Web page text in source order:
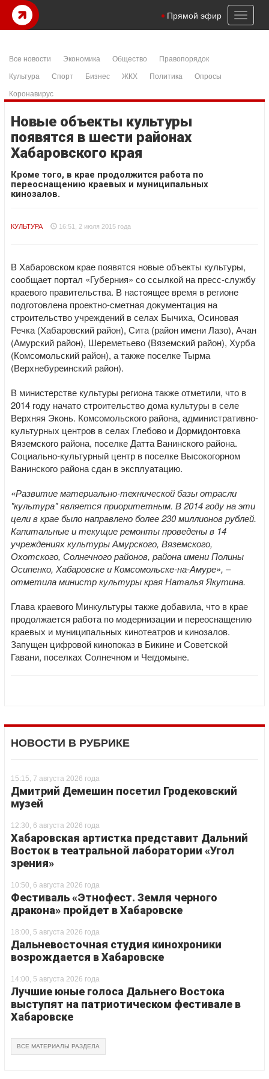
Toggle
Прямой эфир
Все новости Экономика Общество
Правопорядок
Культура
Спорт Бизнес ЖКХ Политика
Опросы
Коронавирус
Новые объекты культуры
появятся в шести районах
Хабаровского края
Кроме того, в крае продолжится работа по
переоснащению краевых и муниципальных
кинозалов.
КУЛЬТУРА 16:51, 2 июля 2015 года
В Хабаровском крае появятся новые объекты культуры,
сообщает портал «Губерния» со ссылкой на пресс-службу
краевого правительства. В настоящее время в регионе
подготовлена проектно-сметная документация на
строительство учреждений в селах Бычиха, Осиновая
Речка (Хабаровский район), Сита (район имени Лазо), Ачан
(Амурский район), Шереметьево (Вяземский район), Хурба
(Комсомольский район), а также поселке Тырма
(Верхнебуреинский район).
В министерстве культуры региона также отметили, что в
2014 году начато строительство дома культуры в селе
Верхняя Эконь. Комсомольского района, административно-
культурных центров в селах Глебово и Дормидонтовка
Вяземского района, поселке Датта Ванинского района.
Социально-культурный центр в поселке Высокогорном
Ванинского района сдан в эксплуатацию.
«Развитие материально-технической базы отрасли
"культура" является приоритетным. В 2014 году на эти
цели в крае было направлено более 230 миллионов рублей.
Капитальные и текущие ремонты проведены в 14
учреждениях культуры Амурского, Вяземского,
Охотского, Солнечного районов, района имени Полины
Осипенко, Хабаровске и Комсомольске-на-Амуре», –
отметила министр культуры края Наталья Якутина.
Глава краевого Минкультуры также добавила, что в крае
продолжается работа по модернизации и переоснащению
краевых и муниципальных кинотеатров и кинозалов.
Запущен цифровой кинопоказ в Бикине и Советской
Гавани, поселках Солнечном и Чегдомыне.
НОВОСТИ В РУБРИКЕ
15:15, 7 августа 2026 года
Дмитрий Демешин посетил Гродековский
музей
12:30, 6 августа 2026 года
Хабаровская артистка представит Дальний
Восток в театральной лаборатории «Угол
зрения»
10:50, 6 августа 2026 года
Фестиваль «Этнофест. Земля черного
дракона» пройдет в Хабаровске
18:00, 5 августа 2026 года
Дальневосточная студия кинохроники
возрождается в Хабаровске
14:00, 5 августа 2026 года
Лучшие юные голоса Дальнего Востока
выступят на патриотическом фестивале в
Хабаровске
ВСЕ МАТЕРИАЛЫ РАЗДЕЛА